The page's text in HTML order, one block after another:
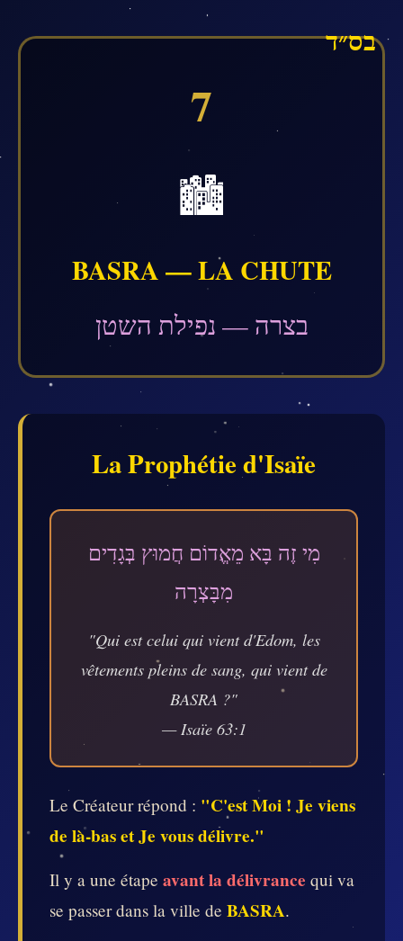
בס״ד
7
🏙️
BASRA — LA CHUTE
בצרה — נפילת השטן
La Prophétie d'Isaïe
מִי זֶה בָּא מֵאֱדוֹם חֲמוּץ בְּגָדִים
מִבָּצְרָה
"Qui est celui qui vient d'Edom, les
vêtements pleins de sang, qui vient de
BASRA ?"
— Isaïe 63:1
Le Créateur répond : "C'est Moi ! Je viens
de là-bas et Je vous délivre."
Il y a une étape avant la délivrance qui va
se passer dans la ville de BASRA.